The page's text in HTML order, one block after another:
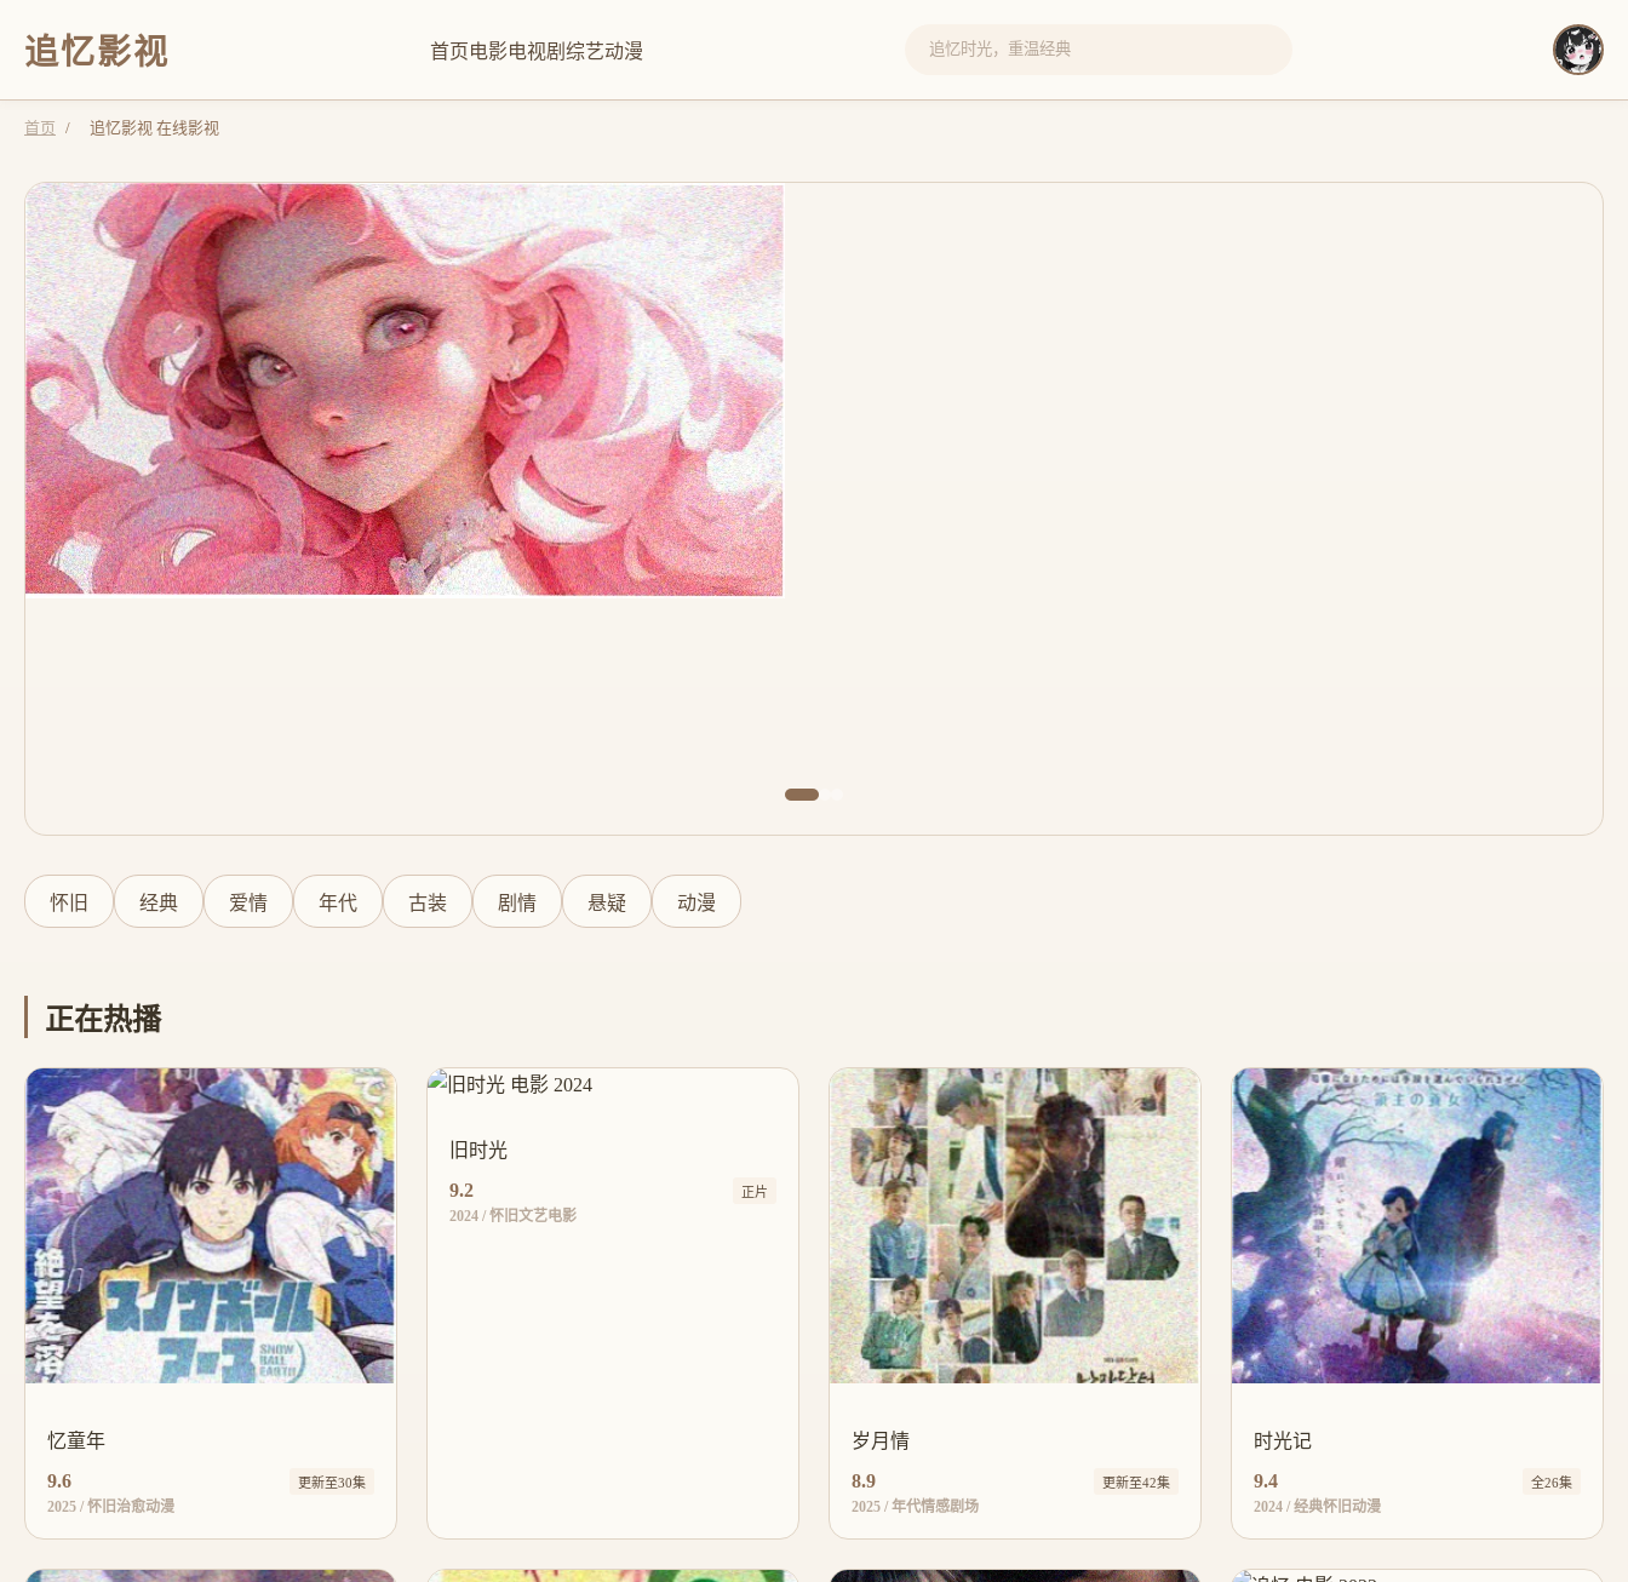
追忆影视 首页 电影电视剧综艺动漫
首页 / 追忆影视 在线影视
怀旧 经典 爱情 年代 古装 剧情 悬疑 动漫
正在热播
忆童年
9.6
更新至30集
2025 / 怀旧治愈动漫
旧时光
9.2
正片
2024 / 怀旧文艺电影
岁月情
8.9
更新至42集
2025 / 年代情感剧场
时光记
9.4
全26集
2024 / 经典怀旧动漫
即将上线
即将上线
即将上线